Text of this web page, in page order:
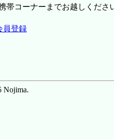
コーナーまでお越しくださ
員登録
Nojima.